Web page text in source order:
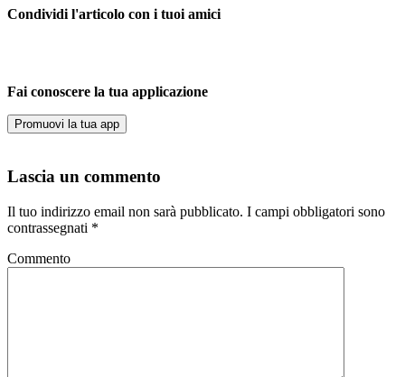
Condividi l'articolo con i tuoi amici
Fai conoscere la tua applicazione
Promuovi la tua app
Lascia un commento
Il tuo indirizzo email non sarà pubblicato. I campi obbligatori sono
contrassegnati *
Commento